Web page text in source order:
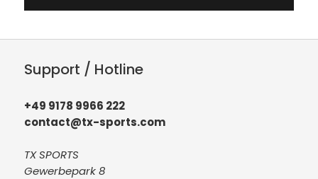
Support / Hotline
+49 9178 9966 222
contact@tx-sports.com
TX SPORTS
Gewerbepark 8